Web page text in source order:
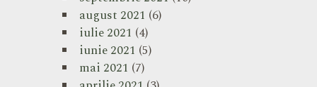
august 2021 (6)
iulie 2021 (4)
iunie 2021 (5)
mai 2021 (7)